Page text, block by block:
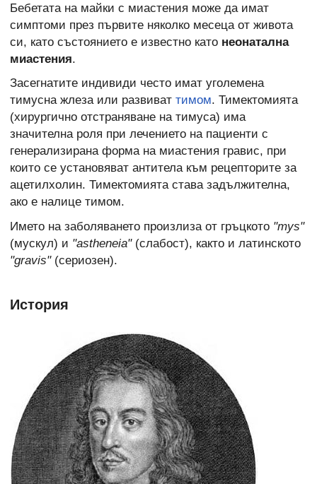
Бебетата на майки с миастения може да имат
симптоми през първите няколко месеца от живота
си, като състоянието е известно като неонатална
миастения.
Засегнатите индивиди често имат уголемена
тимусна жлеза или развиват тимом. Тимектомията
(хирургично отстраняване на тимуса) има
значителна роля при лечението на пациенти с
генерализирана форма на миастения гравис, при
които се установяват антитела към рецепторите за
ацетилхолин. Тимектомията става задължителна,
ако е налице тимом.
Името на заболяването произлиза от гръцкото "mys"
(мускул) и "astheneia"(слабост), както и латинското
"gravis"(сериозен).
История